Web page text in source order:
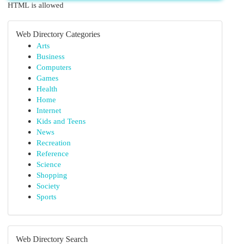
HTML is allowed
Web Directory Categories
Arts
Business
Computers
Games
Health
Home
Internet
Kids and Teens
News
Recreation
Reference
Science
Shopping
Society
Sports
Web Directory Search